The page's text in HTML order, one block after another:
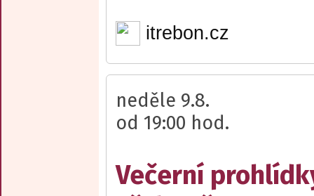
itrebon.cz
neděle 9.8.
od 19:00 hod.
Večerní